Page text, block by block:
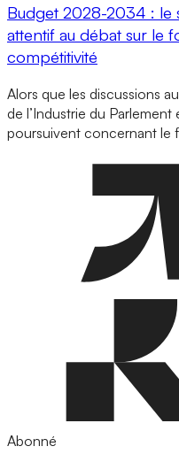
Budget 2028-2034 : le
attentif au débat sur le
compétitivité
Alors que les discussions
de l’Industrie du Parlement
poursuivent concernant le
Abonné